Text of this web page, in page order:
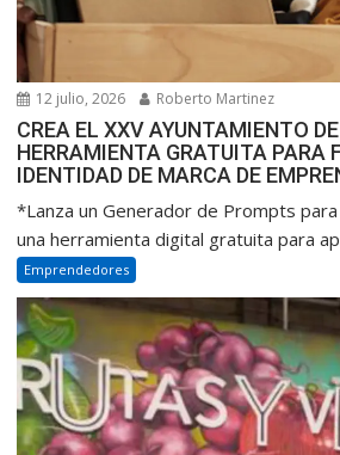
12 julio, 2026 Roberto Martinez
CREA EL XXV AYUNTAMIENTO
HERRAMIENTA GRATUITA PARA
IDENTIDAD DE MARCA DE
*Lanza un Generador de Prompts
una herramienta digital gratuita para
Emprendedores